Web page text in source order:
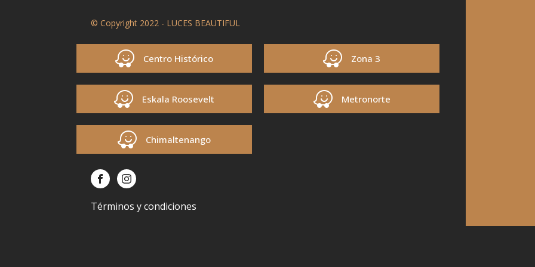
© Copyright 2022 - LUCES BEAUTIFUL
Centro Histórico Zona 3
Eskala Roosevelt Metronorte
Chimaltenango
Términos y condiciones